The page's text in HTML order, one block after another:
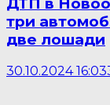
ДТП в
три
две лошади
30.10.2024 16:03